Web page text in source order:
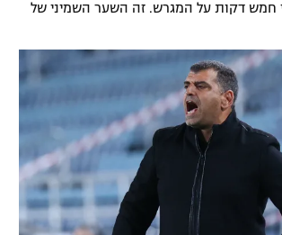
חמש דקות על המגרש. זה השער השמיני של